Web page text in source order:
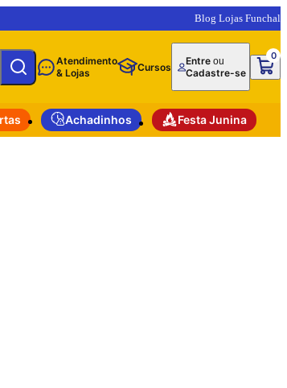
Blog Lojas Funchal
Atendimento
& Lojas
Cursos Entreou
Cadastre-se
0
Achadinhos Festa Junina